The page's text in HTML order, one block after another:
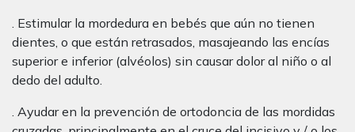
. Estimular la mordedura en bebés que aún no tienen
dientes, o que están retrasados, masajeando las encías
superior e inferior (alvéolos) sin causar dolor al niño o al
dedo del adulto.
. Ayudar en la prevención de ortodoncia de las mordidas